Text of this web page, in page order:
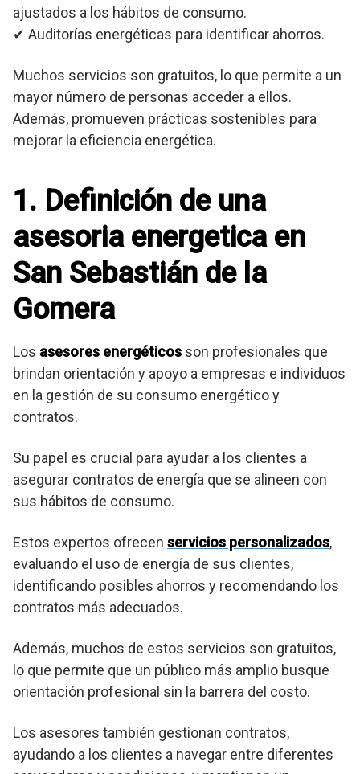
ajustados a los hábitos de consumo.
✔ Auditorías energéticas para identificar ahorros.
Muchos servicios son gratuitos, lo que permite a un
mayor número de personas acceder a ellos.
Además, promueven prácticas sostenibles para
mejorar la eficiencia energética.
1. Definición de una
asesoria energetica en
San Sebastián de la
Gomera
Los asesores energéticos son profesionales que
brindan orientación y apoyo a empresas e individuos
en la gestión de su consumo energético y
contratos.
Su papel es crucial para ayudar a los clientes a
asegurar contratos de energía que se alineen con
sus hábitos de consumo.
Estos expertos ofrecen servicios personalizados,
evaluando el uso de energía de sus clientes,
identificando posibles ahorros y recomendando los
contratos más adecuados.
Además, muchos de estos servicios son gratuitos,
lo que permite que un público más amplio busque
orientación profesional sin la barrera del costo.
Los asesores también gestionan contratos,
ayudando a los clientes a navegar entre diferentes